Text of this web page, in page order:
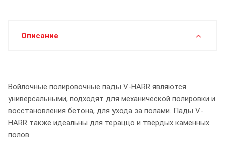
Описание
Войлочные полировочные пады V-HARR являются
универсальными, подходят для механической полировки и
восстановления бетона, для ухода за полами. Пады V-
HARR также идеальны для тераццо и твёрдых каменных
полов.